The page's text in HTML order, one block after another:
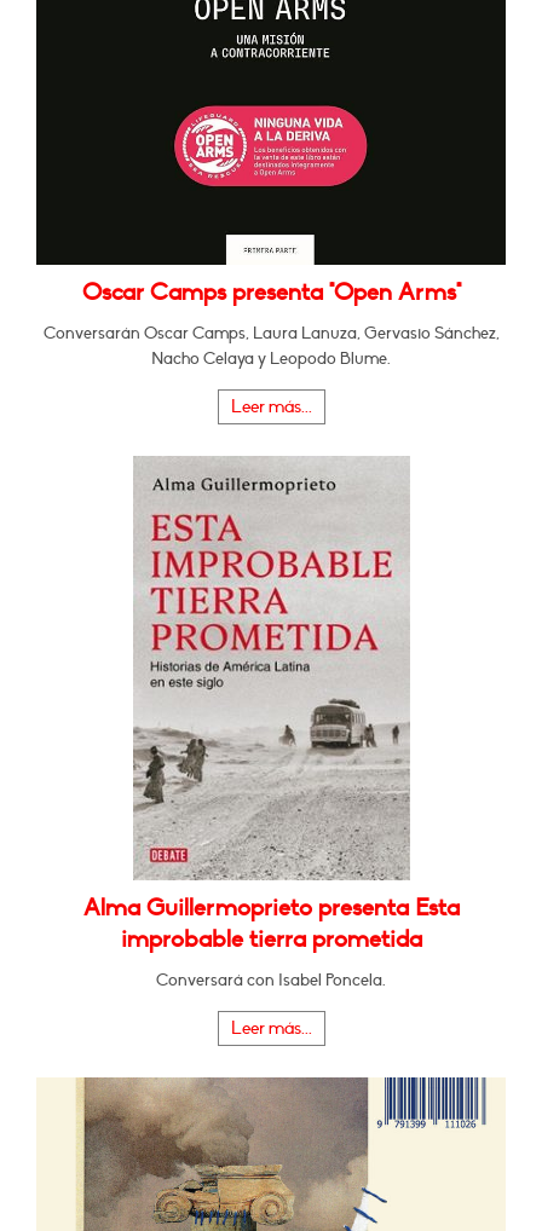
Oscar Camps presenta "Open Arms"
Conversarán Oscar Camps, Laura Lanuza, Gervasio Sánchez,
Nacho Celaya y Leopodo Blume.
Leer más...
Alma Guillermoprieto presenta Esta
improbable tierra prometida
Conversará con Isabel Poncela.
Leer más...